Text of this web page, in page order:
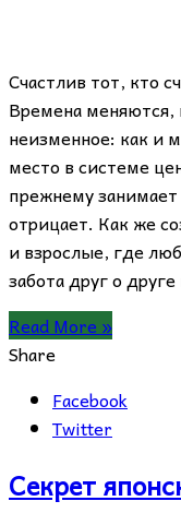
Счастлив тот, кто
Времена меняются,
неизменное: как и
место в системе
прежнему
отрицает. Как же
и взрослые, где
забота друг о
Read More »
Share
Facebook
Twitter
Секрет